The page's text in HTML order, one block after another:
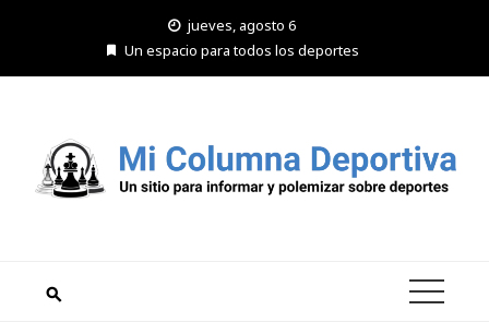
jueves, agosto 6
Un espacio para todos los deportes